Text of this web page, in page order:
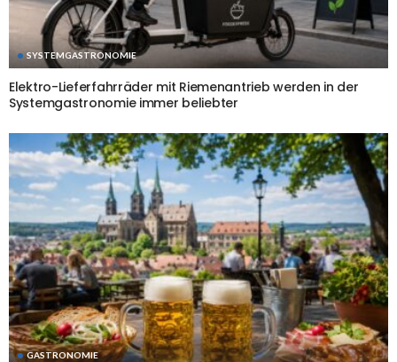
SYSTEMGASTRONOMIE
Elektro-Lieferfahrräder mit Riemenantrieb werden in der
Systemgastronomie immer beliebter
GASTRONOMIE